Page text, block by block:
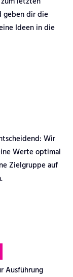
geben dir die
Ideen in die
Wir
Werte optimal
Zielgruppe auf
Ausführung